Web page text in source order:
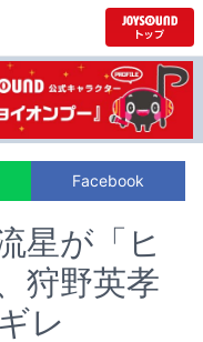
Facebook
星が「ヒ
狩野英孝
レ